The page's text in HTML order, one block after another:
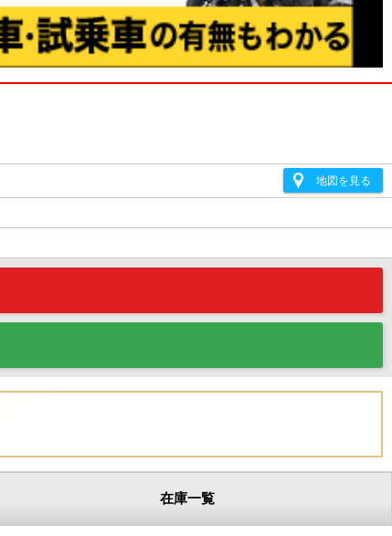
地図を見る
在庫一覧